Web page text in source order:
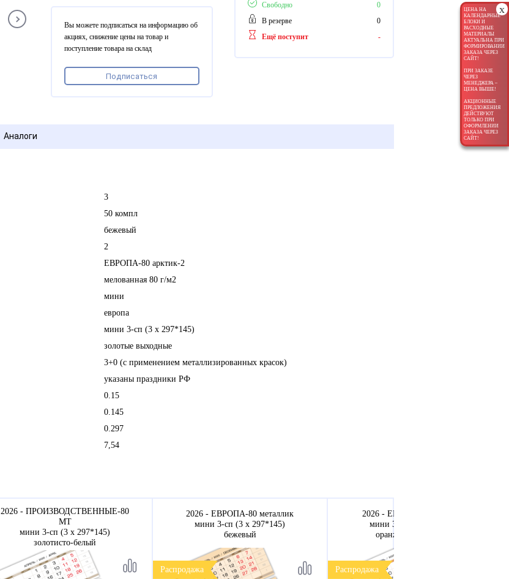
x
ЦЕНА НА
КАЛЕНДАРНЫЕ
БЛОКИ И
РАСХОДНЫЕ
МАТЕРИАЛЫ
АКТУАЛЬНА ПРИ
ФОРМИРОВАНИИ
ЗАКАЗА ЧЕРЕЗ
САЙТ!
ПРИ ЗАКАЗЕ
ЧЕРЕЗ
МЕНЕДЖЕРА –
ЦЕНА ВЫШЕ!
АКЦИОННЫЕ
ПРЕДЛОЖЕНИЯ
ДЕЙСТВУЮТ
ТОЛЬКО ПРИ
ОФОРМЛЕНИИ
ЗАКАЗА ЧЕРЕЗ
САЙТ!
Свободно
0
В резерве
0
Ещё поступит
-
Вы можете подписаться на информацию об
акциях, снижение цены на товар и
поступление товара на склад
Подписаться
Аналоги
3
50 компл
бежевый
2
ЕВРОПА-80 арктик-2
мелованная 80 г/м2
мини
европа
мини 3-сп (3 х 297*145)
золотые выходные
3+0 (с применением металлизированных красок)
указаны праздники РФ
0.15
0.145
0.297
7,54
2026 - ПРОИЗВОДСТВЕННЫЕ-80
МТ
мини 3-сп (3 х 297*145)
золотисто-белый
Распродажа
2026 - ЕВРОПА-80 металлик
мини 3-сп (3 х 297*145)
бежевый
Распродажа
2026 - ЕВРОПА-80 арктик-2
мини 3-сп (3 х 297*145)
оранжевые выходные